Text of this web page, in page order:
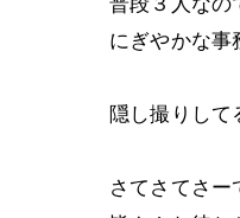
にぎやかな事
隠し撮りして
さてさてさー